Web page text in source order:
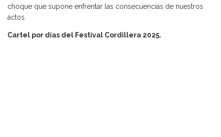
choque que supone enfrentar las consecuencias de nuestros
actos.
Cartel por días del Festival Cordillera 2025.